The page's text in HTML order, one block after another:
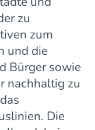
zu
zum
und die
Bürger sowie
nachhaltig zu
Die